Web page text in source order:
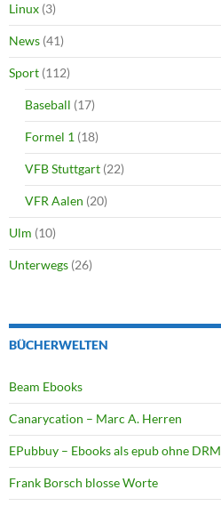
Linux (3)
News (41)
Sport (112)
Baseball (17)
Formel 1 (18)
VFB Stuttgart (22)
VFR Aalen (20)
Ulm (10)
Unterwegs (26)
BÜCHERWELTEN
Beam Ebooks
Canarycation – Marc A. Herren
EPubbuy – Ebooks als epub ohne DRM
Frank Borsch blosse Worte